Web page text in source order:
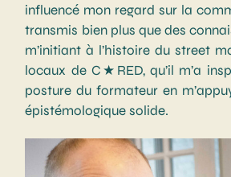
influencé mon regard sur la
transmis bien plus que des
m’initiant à l’histoire du street
locaux de C★RED, qu’il m’a
posture du formateur en
épistémologique solide.